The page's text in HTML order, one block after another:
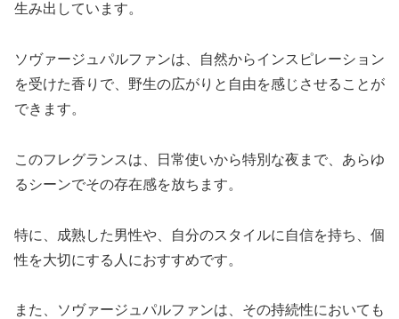
生み出しています。
ソヴァージュパルファンは、自然からインスピレーション
を受けた香りで、野生の広がりと自由を感じさせることが
できます。
このフレグランスは、日常使いから特別な夜まで、あらゆ
るシーンでその存在感を放ちます。
特に、成熟した男性や、自分のスタイルに自信を持ち、個
性を大切にする人におすすめです。
また、ソヴァージュパルファンは、その持続性においても